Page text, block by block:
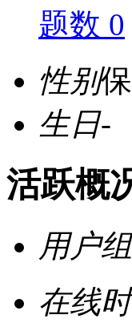
题数 0
性别
生日-
活跃概
用户组
在线